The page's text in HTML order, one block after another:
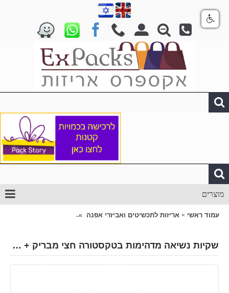
מוצרים
עמוד ראשי אריזות לתכשיטים ואביזרי אפנה שקיות נשיאה מדהימות
שקיות נשיאה מדהימות בטקסטורה חצי מבריק + ידית שרוך